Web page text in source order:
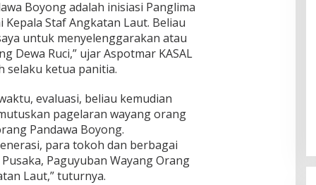
Boyong adalah inisiasi Panglima
Staf Angkatan Laut. Beliau
untuk menyelenggarakan atau
Dewa Ruci,” ujar Aspotmar KASAL
selaku ketua panitia.
evaluasi, beliau kemudian
pagelaran wayang orang
Pandawa Boyong.
para tokoh dan berbagai
Paguyuban Wayang Orang
Laut,” tuturnya.
Soal Kinerja Polri Di Hari
Bhayangkara ke 76
Di Politik, Polri | Juli 2, 2022